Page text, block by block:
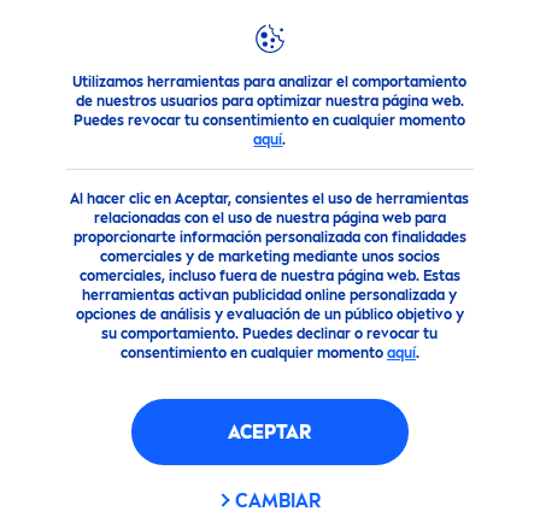
Utilizamos herramientas para analizar el comportamiento
de nuestros usuarios para optimizar nuestra página web.
Puedes revocar tu consentimiento en cualquier momento
aquí.
Al hacer clic en Aceptar, consientes el uso de herramientas
relacionadas con el uso de nuestra página web para
proporcionarte información personalizada con finalidades
comerciales y de marketing mediante unos socios
comerciales, incluso fuera de nuestra página web. Estas
herramientas activan publicidad online personalizada y
opciones de análisis y evaluación de un público objetivo y
su comportamiento. Puedes declinar o revocar tu
consentimiento en cualquier momento aquí.
ACEPTAR
CAMBIAR
Nuestros Productos Cuidado Facial Cuidado facial
(0)
LUMINOUS630®SKINGLOW
INSTANT GLOW FLUIDO
DIARIO